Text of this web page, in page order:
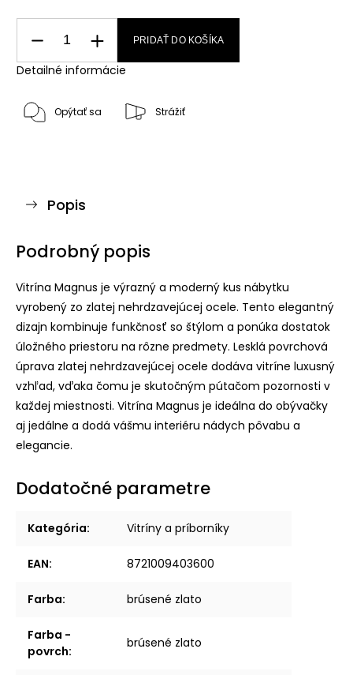
PRIDAŤ DO KOŠÍKA
Detailné informácie
Opýtať sa Strážiť
Popis
Podrobný popis
Vitrína Magnus je výrazný a moderný kus nábytku
vyrobený zo zlatej nehrdzavejúcej ocele. Tento elegantný
dizajn kombinuje funkčnosť so štýlom a ponúka dostatok
úložného priestoru na rôzne predmety. Lesklá povrchová
úprava zlatej nehrdzavejúcej ocele dodáva vitríne luxusný
vzhľad, vďaka čomu je skutočným pútačom pozornosti v
každej miestnosti. Vitrína Magnus je ideálna do obývačky
aj jedálne a dodá vášmu interiéru nádych pôvabu a
elegancie.
Dodatočné parametre
Kategória: Vitríny a príborníky
EAN: 8721009403600
Farba: brúsené zlato
Farba -
povrch:
brúsené zlato